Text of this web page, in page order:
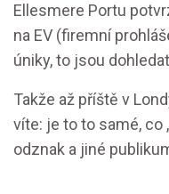
Ellesmere Portu
na EV (firemní
úniky, to jsou
Takže až příště v
víte: je to to samé, co
odznak a jiné